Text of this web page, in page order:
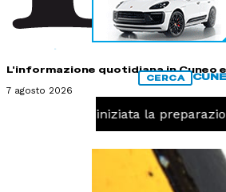
L'informazione quotidiana in Cuneo
7 agosto 2026
CERCA
Pallavolo, iniziata la preparazione